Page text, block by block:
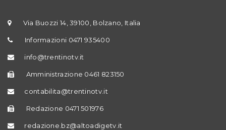
Via Buozzi 14, 39100, Bolzano, Italia
Informazioni 0471 935400
info@trentinotv.it
Amministrazione 0461 823150
contabilita@trentinotv.it
Redazione 0471 501976
redazione.bz@altoadigetv.it